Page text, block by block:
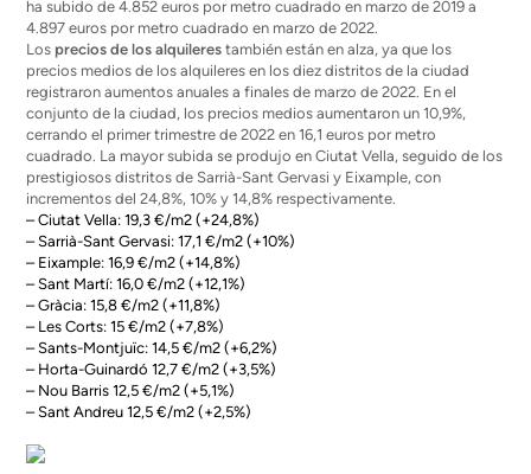
ha subido de 4.852 euros por metro cuadrado en marzo de 2019 a
4.897 euros por metro cuadrado en marzo de 2022.
Los precios de los alquileres también están en alza, ya que los
precios medios de los alquileres en los diez distritos de la ciudad
registraron aumentos anuales a finales de marzo de 2022. En el
conjunto de la ciudad, los precios medios aumentaron un 10,9%,
cerrando el primer trimestre de 2022 en 16,1 euros por metro
cuadrado. La mayor subida se produjo en Ciutat Vella, seguido de los
prestigiosos distritos de Sarrià-Sant Gervasi y Eixample, con
incrementos del 24,8%, 10% y 14,8% respectivamente.
– Ciutat Vella: 19,3 €/m2 (+24,8%)
– Sarrià-Sant Gervasi: 17,1 €/m2 (+10%)
– Eixample: 16,9 €/m2 (+14,8%)
– Sant Martí: 16,0 €/m2 (+12,1%)
– Gràcia: 15,8 €/m2 (+11,8%)
– Les Corts: 15 €/m2 (+7,8%)
– Sants-Montjuïc: 14,5 €/m2 (+6,2%)
– Horta-Guinardó 12,7 €/m2 (+3,5%)
– Nou Barris 12,5 €/m2 (+5,1%)
– Sant Andreu 12,5 €/m2 (+2,5%)